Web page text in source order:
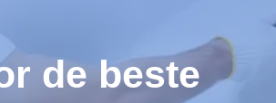
de beste